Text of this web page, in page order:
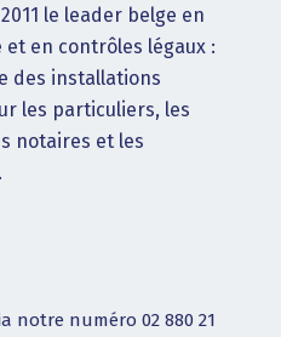
le leader belge en
en contrôles légaux :
des installations
les particuliers, les
notaires et les
notre numéro 02 880 21